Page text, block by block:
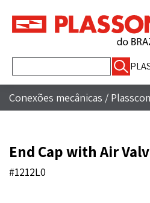
por:
Conexões mecânicas /
End Cap with Air
#1212L0